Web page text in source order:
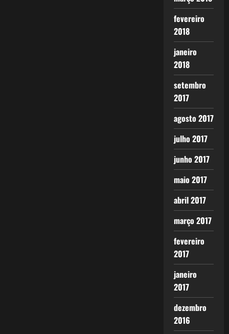
fevereiro
2018
janeiro
2018
setembro
2017
agosto 2017
julho 2017
junho 2017
maio 2017
abril 2017
março 2017
fevereiro
2017
janeiro
2017
dezembro
2016